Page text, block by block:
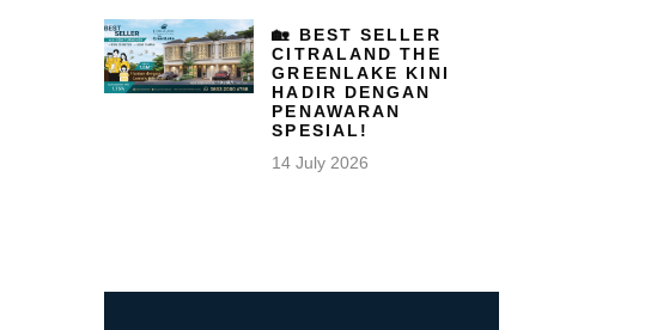
🏡 BEST SELLER
CITRALAND THE
GREENLAKE KINI
HADIR DENGAN
PENAWARAN
SPESIAL!
14 July 2026